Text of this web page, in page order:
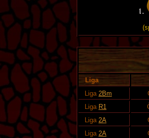
Liga
Liga 2Bm
Liga R1
Liga 2A
Liga 2A